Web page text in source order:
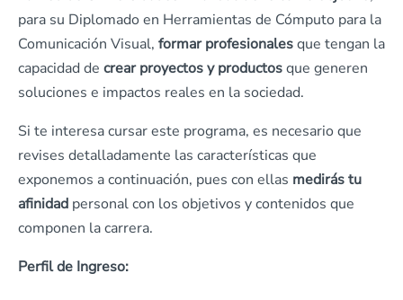
para su Diplomado en Herramientas de Cómputo para la
Comunicación Visual, formar profesionalesque tengan la
capacidad de crear proyectos y productosque generen
soluciones e impactos reales en la sociedad.
Si te interesa cursar este programa, es necesario que
revises detalladamente las características que
exponemos a continuación, pues con ellas medirás tu
afinidad personal con los objetivos y contenidos que
componen la carrera.
Perfil de Ingreso: